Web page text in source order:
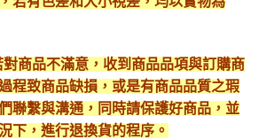
商品不滿意，收到商品品項與訂購商
程致商品缺損，或是有商品品質之瑕
聯繫與溝通，同時請保護好商品，並
下，進行退換貨的程序。